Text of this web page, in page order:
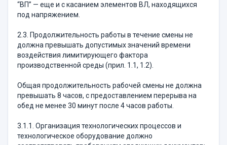
“ВП” — еще и с касанием элементов ВЛ, находящихся
под напряжением.
2.3. Продолжительность работы в течение смены не
должна превышать допустимых значений времени
воздействия лимитирующего фактора
производственной среды (прил. 1.1, 1.2).
Общая продолжительность рабочей смены не должна
превышать 8 часов, с предоставлением перерыва на
обед не менее 30 минут после 4 часов работы.
3.1.1. Организация технологических процессов и
технологическое оборудование должно